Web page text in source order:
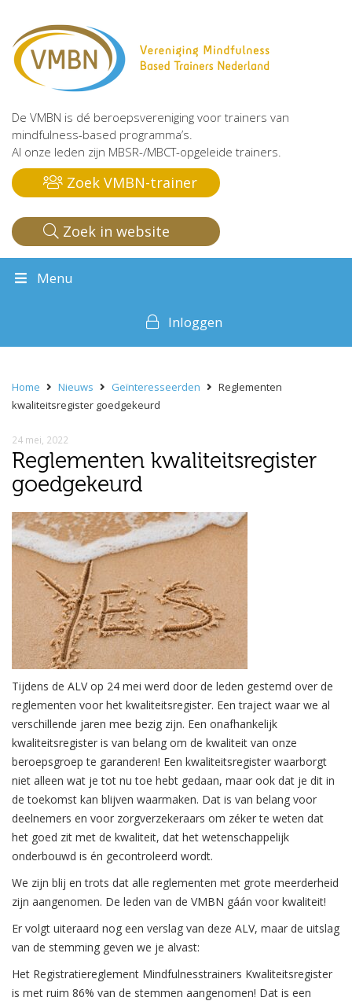
De VMBN is dé beroepsvereniging voor trainers van
mindfulness-based programma’s.
Al onze leden zijn MBSR-/MBCT-opgeleide trainers.
Zoek VMBN-trainer
Zoek in website
Menu
Inloggen
Home Nieuws Geïnteresseerden
Reglementen
kwaliteitsregister goedgekeurd
24 mei, 2022
Reglementen kwaliteitsregister
goedgekeurd
Tijdens de ALV op 24 mei werd door de leden gestemd over de
reglementen voor het kwaliteitsregister. Een traject waar we al
verschillende jaren mee bezig zijn. Een onafhankelijk
kwaliteitsregister is van belang om de kwaliteit van onze
beroepsgroep te garanderen! Een kwaliteitsregister waarborgt
niet alleen wat je tot nu toe hebt gedaan, maar ook dat je dit in
de toekomst kan blijven waarmaken. Dat is van belang voor
deelnemers en voor zorgverzekeraars om zéker te weten dat
het goed zit met de kwaliteit, dat het wetenschappelijk
onderbouwd is én gecontroleerd wordt.
We zijn blij en trots dat alle reglementen met grote meerderheid
zijn aangenomen. De leden van de VMBN gáán voor kwaliteit!
Er volgt uiteraard nog een verslag van deze ALV, maar de uitslag
van de stemming geven we je alvast:
Het Registratiereglement Mindfulnesstrainers Kwaliteitsregister
is met ruim 86% van de stemmen aangenomen! Dat is een